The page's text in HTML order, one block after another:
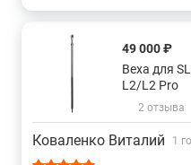
работу в течение дня –
прочный, соединения
ничего не люфтит, не
четкая, легко
освещения. Выдерживает
своей функциональности
использовании. В общем,
ищет надежный и удобный
49 000 ₽
Веха для
L2/L2 Pro
2 отзыва
Коваленко Виталий 1